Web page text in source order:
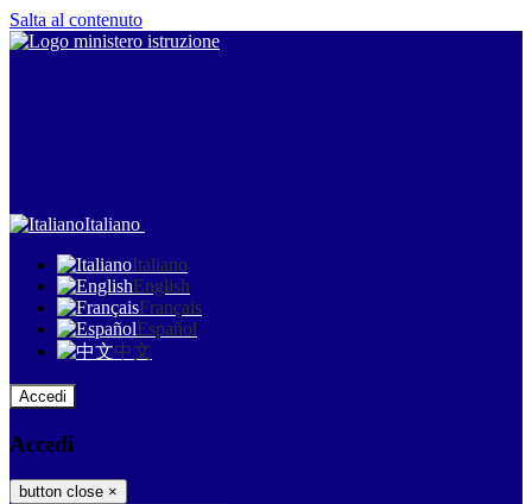
Salta al contenuto
Italiano
Italiano
English
Français
Español
中文
Accedi
Accedi
button close ×